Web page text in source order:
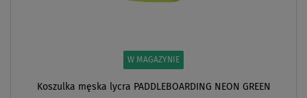
W MAGAZYNIE
Koszulka męska lycra PADDLEBOARDING NEON GREEN